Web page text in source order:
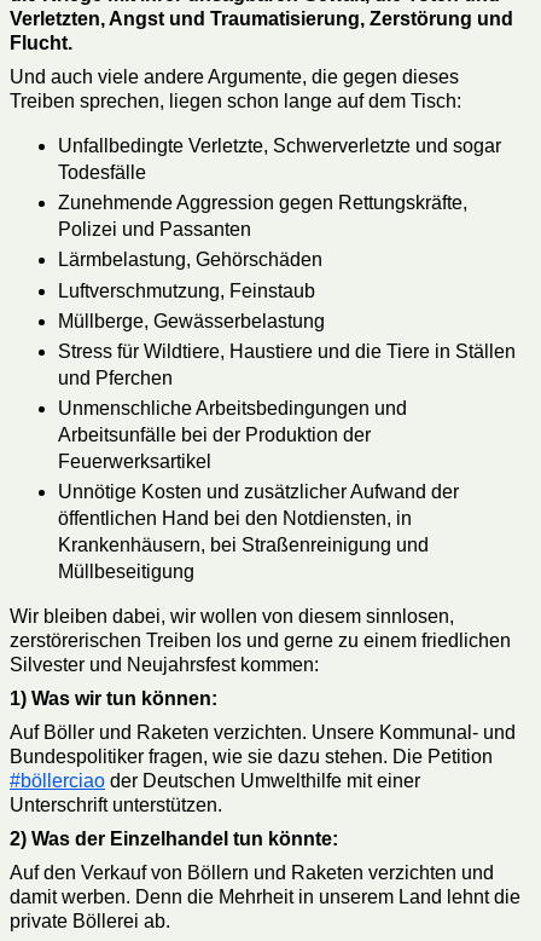
Verletzten, Angst und Traumatisierung, Zerstörung und
Flucht.
Und auch viele andere Argumente, die gegen dieses
Treiben sprechen, liegen schon lange auf dem Tisch:
Unfallbedingte Verletzte, Schwerverletzte und sogar
Todesfälle
Zunehmende Aggression gegen Rettungskräfte,
Polizei und Passanten
Lärmbelastung, Gehörschäden
Luftverschmutzung, Feinstaub
Müllberge, Gewässerbelastung
Stress für Wildtiere, Haustiere und die Tiere in Ställen
und Pferchen
Unmenschliche Arbeitsbedingungen und
Arbeitsunfälle bei der Produktion der
Feuerwerksartikel
Unnötige Kosten und zusätzlicher Aufwand der
öffentlichen Hand bei den Notdiensten, in
Krankenhäusern, bei Straßenreinigung und
Müllbeseitigung
Wir bleiben dabei, wir wollen von diesem sinnlosen,
zerstörerischen Treiben los und gerne zu einem friedlichen
Silvester und Neujahrsfest kommen:
1) Was wir tun können:
Auf Böller und Raketen verzichten. Unsere Kommunal- und
Bundespolitiker fragen, wie sie dazu stehen. Die Petition
#böllerciao der Deutschen Umwelthilfe mit einer
Unterschrift unterstützen.
2) Was der Einzelhandel tun könnte:
Auf den Verkauf von Böllern und Raketen verzichten und
damit werben. Denn die Mehrheit in unserem Land lehnt die
private Böllerei ab.